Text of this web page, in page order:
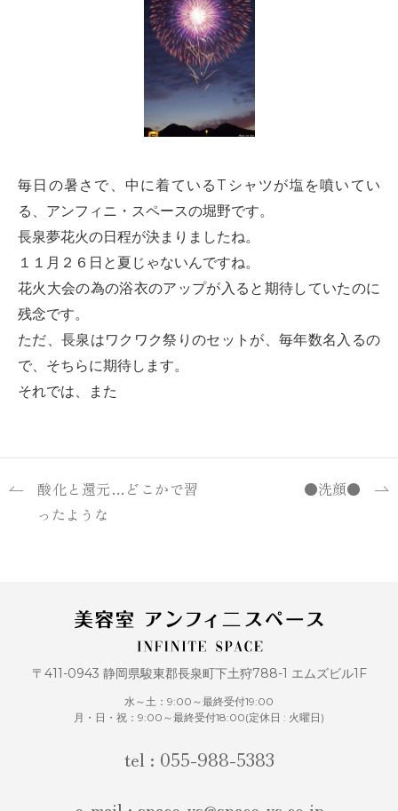
毎日の暑さで、中に着ているTシャツが塩を噴いてい
る、アンフィニ・スペースの堀野です。
長泉夢花火の日程が決まりましたね。
１１月２６日と夏じゃないんですね。
花火大会の為の浴衣のアップが入ると期待していたのに
残念です。
ただ、長泉はワクワク祭りのセットが、毎年数名入るの
で、そちらに期待します。
それでは、また
酸化と還元…どこかで習
ったような
●洗顔●
〒411-0943 静岡県駿東郡長泉町下土狩788-1 エムズビル1F
水～土：9:00～最終受付19:00
月・日・祝：9:00～最終受付18:00(定休日 : 火曜日)
tel : 055-988-5383